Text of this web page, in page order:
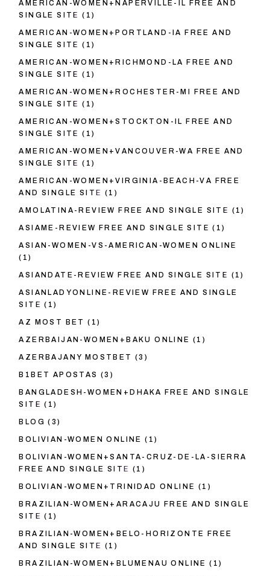
AMERICAN-WOMEN+NAPERVILLE-IL FREE AND
SINGLE SITE (1)
AMERICAN-WOMEN+PORTLAND-IA FREE AND
SINGLE SITE (1)
AMERICAN-WOMEN+RICHMOND-LA FREE AND
SINGLE SITE (1)
AMERICAN-WOMEN+ROCHESTER-MI FREE AND
SINGLE SITE (1)
AMERICAN-WOMEN+STOCKTON-IL FREE AND
SINGLE SITE (1)
AMERICAN-WOMEN+VANCOUVER-WA FREE AND
SINGLE SITE (1)
AMERICAN-WOMEN+VIRGINIA-BEACH-VA FREE
AND SINGLE SITE (1)
AMOLATINA-REVIEW FREE AND SINGLE SITE (1)
ASIAME-REVIEW FREE AND SINGLE SITE (1)
ASIAN-WOMEN-VS-AMERICAN-WOMEN ONLINE
(1)
ASIANDATE-REVIEW FREE AND SINGLE SITE (1)
ASIANLADYONLINE-REVIEW FREE AND SINGLE
SITE (1)
AZ MOST BET (1)
AZERBAIJAN-WOMEN+BAKU ONLINE (1)
AZERBAJANY MOSTBET (3)
B1BET APOSTAS (3)
BANGLADESH-WOMEN+DHAKA FREE AND SINGLE
SITE (1)
BLOG (3)
BOLIVIAN-WOMEN ONLINE (1)
BOLIVIAN-WOMEN+SANTA-CRUZ-DE-LA-SIERRA
FREE AND SINGLE SITE (1)
BOLIVIAN-WOMEN+TRINIDAD ONLINE (1)
BRAZILIAN-WOMEN+ARACAJU FREE AND SINGLE
SITE (1)
BRAZILIAN-WOMEN+BELO-HORIZONTE FREE
AND SINGLE SITE (1)
BRAZILIAN-WOMEN+BLUMENAU ONLINE (1)